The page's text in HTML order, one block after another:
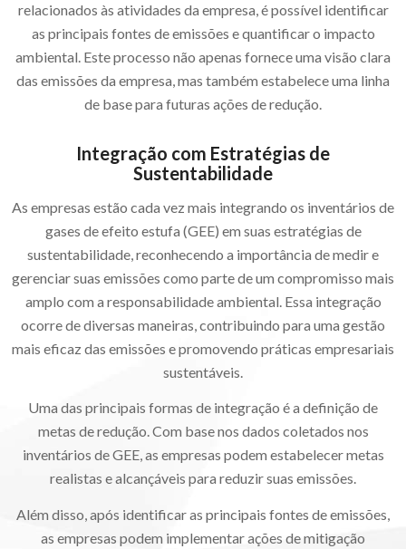
relacionados às atividades da empresa, é possível identificar
as principais fontes de emissões e quantificar o impacto
ambiental. Este processo não apenas fornece uma visão clara
das emissões da empresa, mas também estabelece uma linha
de base para futuras ações de redução.
Integração com Estratégias de
Sustentabilidade
As empresas estão cada vez mais integrando os inventários de
gases de efeito estufa (GEE) em suas estratégias de
sustentabilidade, reconhecendo a importância de medir e
gerenciar suas emissões como parte de um compromisso mais
amplo com a responsabilidade ambiental. Essa integração
ocorre de diversas maneiras, contribuindo para uma gestão
mais eficaz das emissões e promovendo práticas empresariais
sustentáveis.
Uma das principais formas de integração é a definição de
metas de redução. Com base nos dados coletados nos
inventários de GEE, as empresas podem estabelecer metas
realistas e alcançáveis para reduzir suas emissões.
Além disso, após identificar as principais fontes de emissões,
as empresas podem implementar ações de mitigação